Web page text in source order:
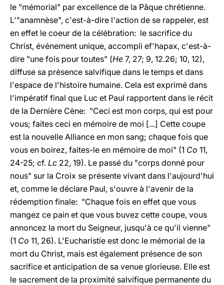
le "mémorial" par excellence de la Pâque chrétienne.
L'"anamnèse", c'est-à-dire l'action de se rappeler, est
en effet le coeur de la célébration: le sacrifice du
Christ, événement unique, accompli ef'hapax, c'est-à-
dire "une fois pour toutes" (He 7, 27; 9, 12.26; 10, 12),
diffuse sa présence salvifique dans le temps et dans
l'espace de l'histoire humaine. Cela est exprimé dans
l'impératif final que Luc et Paul rapportent dans le récit
de la Dernière Cène: "Ceci est mon corps, qui est pour
vous; faites ceci en mémoire de moi [...] Cette coupe
est la nouvelle Alliance en mon sang; chaque fois que
vous en boirez, faites-le en mémoire de moi" (1 Co 11,
24-25; cf. Lc 22, 19). Le passé du "corps donné pour
nous" sur la Croix se présente vivant dans l'aujourd'hui
et, comme le déclare Paul, s'ouvre à l'avenir de la
rédemption finale: "Chaque fois en effet que vous
mangez ce pain et que vous buvez cette coupe, vous
annoncez la mort du Seigneur, jusqu'à ce qu'il vienne"
(1 Co 11, 26). L'Eucharistie est donc le mémorial de la
mort du Christ, mais est également présence de son
sacrifice et anticipation de sa venue glorieuse. Elle est
le sacrement de la proximité salvifique permanente du